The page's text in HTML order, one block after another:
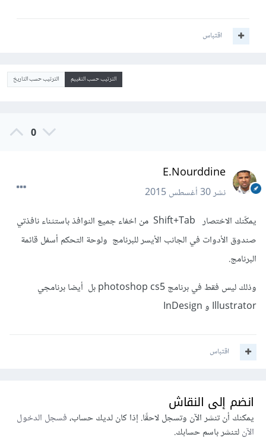
اقتباس
الترتيب حسب التقييم الترتيب حسب التاريخ
0
E.Nourddine
نشر30 أغسطس 2015
يمكّنك الاختصار Shift+Tab من اخفاء جميع النوافذ باستثناء نافذتي
صندوق الأدوات في الجانب الأيسر للبرنامج ولوحة التحكم أسفل قائمة
البرنامج.
وذلك ليس فقط في برنامج photoshop cs5 بل أيضا برنامجي
Illustrator و InDesign
اقتباس
انضم إلى النقاش
يمكنك أن تنشر الآن وتسجل لاحقًا. إذا كان لديك حساب،فسجل الدخول
الآنلتنشر باسم حسابك.